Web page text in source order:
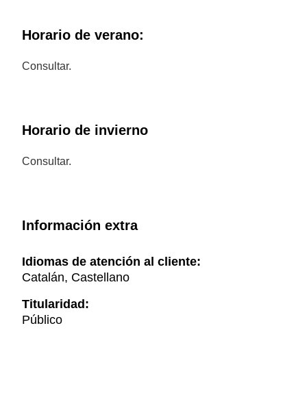
Horario de verano:
Consultar.
Horario de invierno
Consultar.
Información extra
Idiomas de atención al cliente:
Catalán, Castellano
Titularidad:
Público